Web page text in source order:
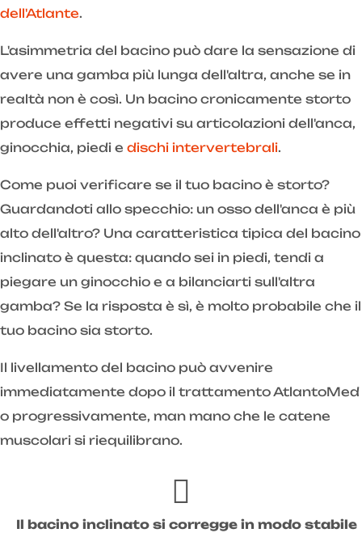
dell'Atlante.
L'asimmetria del bacino può dare la sensazione di
avere una gamba più lunga dell'altra, anche se in
realtà non è così. Un bacino cronicamente storto
produce effetti negativi su articolazioni dell'anca,
ginocchia, piedi e dischi intervertebrali.
Come puoi verificare se il tuo bacino è storto?
Guardandoti allo specchio: un osso dell'anca è più
alto dell'altro? Una caratteristica tipica del bacino
inclinato è questa: quando sei in piedi, tendi a
piegare un ginocchio e a bilanciarti sull'altra
gamba? Se la risposta è sì, è molto probabile che il
tuo bacino sia storto.
Il livellamento del bacino può avvenire
immediatamente dopo il trattamento AtlantoMed
o progressivamente, man mano che le catene
muscolari si riequilibrano.
Il bacino inclinato si corregge in modo stabile